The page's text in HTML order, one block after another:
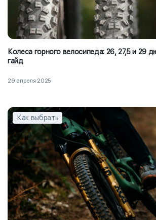
Колеса горного велосипеда: 26, 27,5 и 29
гайд
29 апреля 2025
Как выбрать